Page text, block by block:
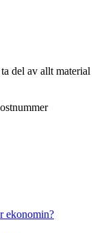
del av allt material
ekonomin?